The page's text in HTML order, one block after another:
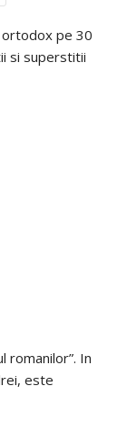
ortodox pe 30
si superstitii
romanilor”. In
este